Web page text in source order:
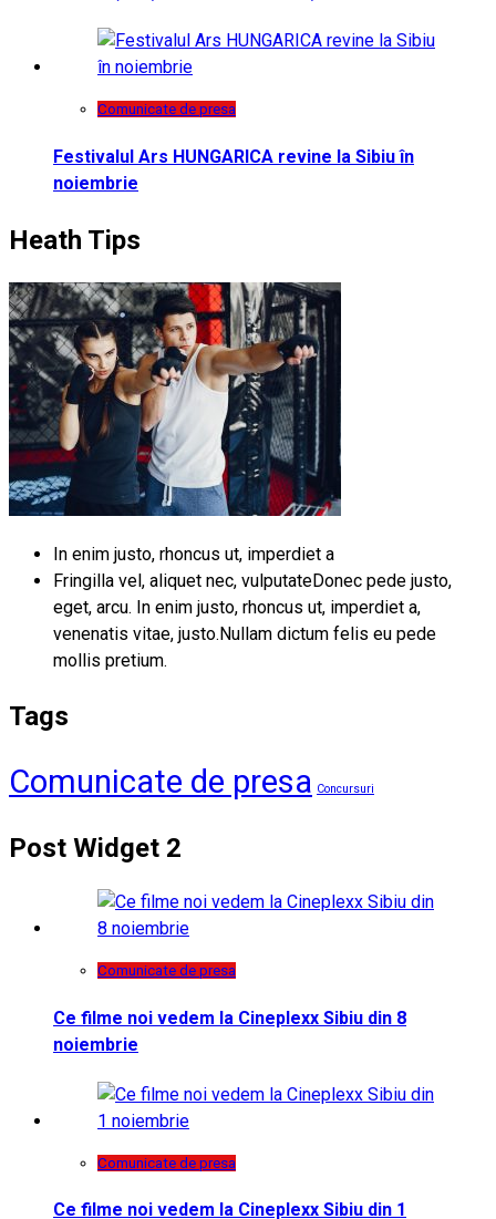
Comunicate de presa
Festivalul Ars HUNGARICA revine la Sibiu în
noiembrie
Heath Tips
In enim justo, rhoncus ut, imperdiet a
Fringilla vel, aliquet nec, vulputateDonec pede justo,
eget, arcu. In enim justo, rhoncus ut, imperdiet a,
venenatis vitae, justo.Nullam dictum felis eu pede
mollis pretium.
Tags
Comunicate de presa Concursuri
Post Widget 2
Comunicate de presa
Ce filme noi vedem la Cineplexx Sibiu din 8
noiembrie
Comunicate de presa
Ce filme noi vedem la Cineplexx Sibiu din 1